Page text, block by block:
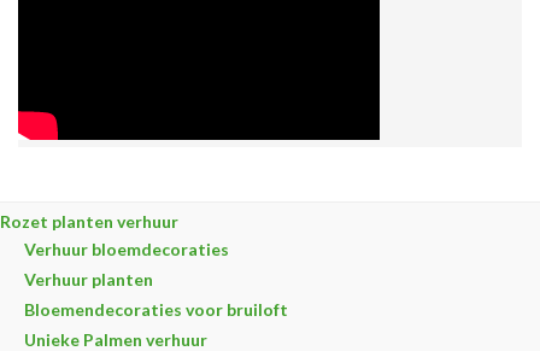
Rozet planten verhuur
Verhuur bloemdecoraties
Verhuur planten
Bloemendecoraties voor bruiloft
Unieke Palmen verhuur